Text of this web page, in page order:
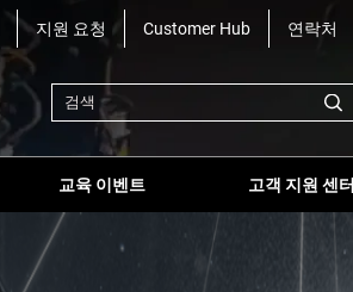
지원 요청 Customer Hub 연락처
교육 이벤트 고객 지원 센터